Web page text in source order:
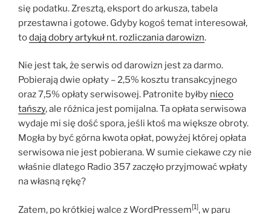
się podatku. Zresztą, eksport do arkusza, tabela
przestawna i gotowe. Gdyby kogoś temat interesował,
todają dobry artykuł nt. rozliczania darowizn.
Nie jest tak, że serwis od darowizn jest za darmo.
Pobierają dwie opłaty – 2,5% kosztu transakcyjnego
oraz 7,5% opłaty serwisowej. Patronite byłby nieco
tańszy, ale różnica jest pomijalna. Ta opłata serwisowa
wydaje mi się dość spora, jeśli ktoś ma większe obroty.
Mogła by być górna kwota opłat, powyżej której opłata
serwisowa nie jest pobierana. W sumie ciekawe czy nie
właśnie dlatego Radio 357 zaczęło przyjmować wpłaty
na własną rękę?
Zatem, po krótkiej walce z WordPressem[1], w paru